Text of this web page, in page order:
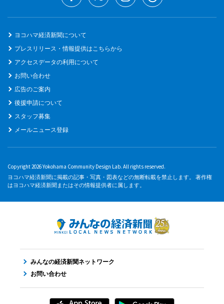
ヨコハマ経済新聞について
プレスリリース・情報提供はこちらから
アクセスデータの利用について
お問い合わせ
広告のご案内
後援申請について
スタッフ募集
メールニュース登録
Copyright 2026 Yokohama Community Design Lab. All rights reserved.
ヨコハマ経済新聞に掲載の記事・写真・図表などの無断転載を禁止します。 著作権
はヨコハマ経済新聞またはその情報提供者に属します。
みんなの経済新聞ネットワーク
お問い合わせ